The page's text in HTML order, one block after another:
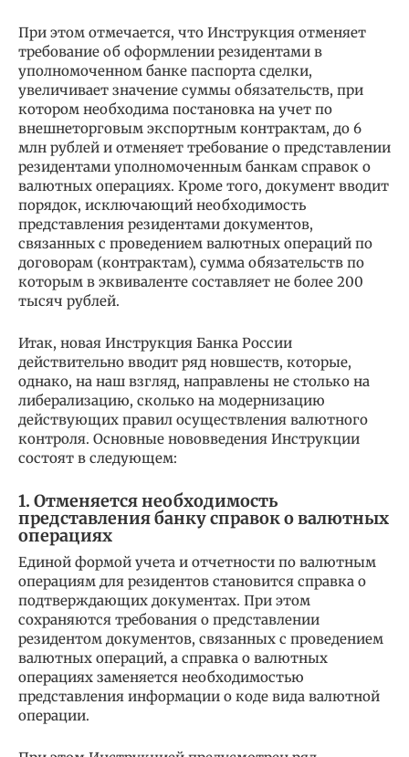
При этом отмечается, что Инструкция отменяет
требование об оформлении резидентами в
уполномоченном банке паспорта сделки,
увеличивает значение суммы обязательств, при
котором необходима постановка на учет по
внешнеторговым экспортным контрактам, до 6
млн рублей и отменяет требование о представлении
резидентами уполномоченным банкам справок о
валютных операциях. Кроме того, документ вводит
порядок, исключающий необходимость
представления резидентами документов,
связанных с проведением валютных операций по
договорам (контрактам), сумма обязательств по
которым в эквиваленте составляет не более 200
тысяч рублей.
Итак, новая Инструкция Банка России
действительно вводит ряд новшеств, которые,
однако, на наш взгляд, направлены не столько на
либерализацию, сколько на модернизацию
действующих правил осуществления валютного
контроля. Основные нововведения Инструкции
состоят в следующем:
1. Отменяется необходимость
представления банку справок о валютных
операциях
Единой формой учета и отчетности по валютным
операциям для резидентов становится справка о
подтверждающих документах. При этом
сохраняются требования о представлении
резидентом документов, связанных с проведением
валютных операций, а справка о валютных
операциях заменяется необходимостью
представления информации о коде вида валютной
операции.